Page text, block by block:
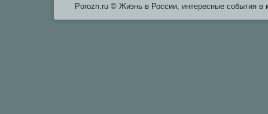
Porozn.ru © Жизнь в России, интересные события в